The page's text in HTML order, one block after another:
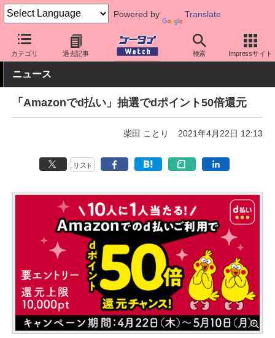
Powered by Translate
カテゴリ 過去記事 検索 Impressサイト
ケータイ Watch アプリ・サービス 決済/金融
ニュース
「Amazonでd払い」抽選でdポイント50倍還元
柴田 ことり 2021年4月22日 12:13
リスト